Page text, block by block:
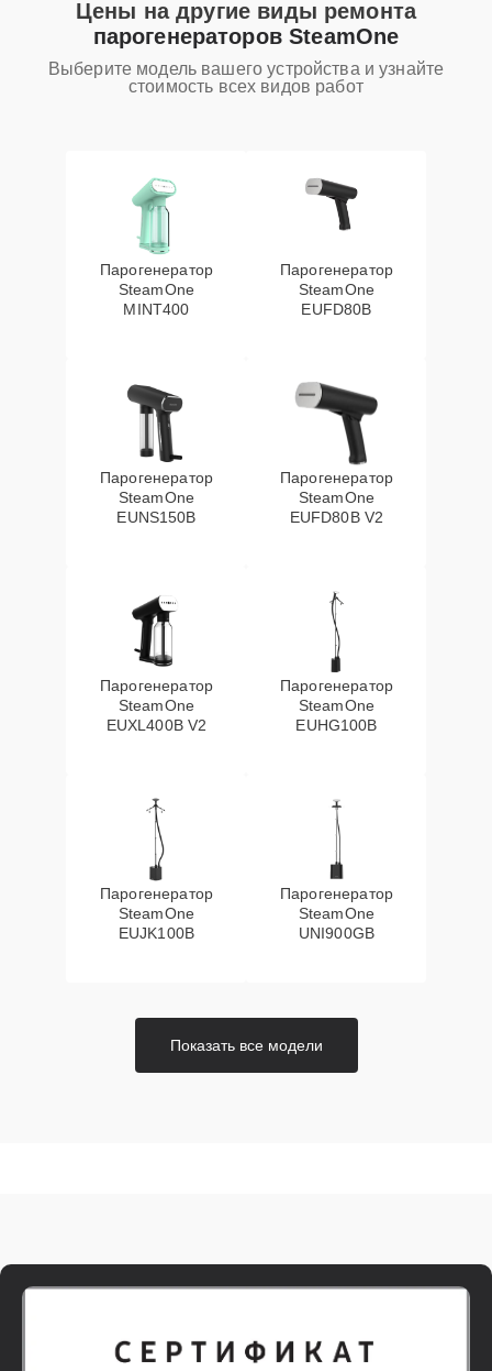
Цены на другие виды ремонта
парогенераторов SteamOne
Выберите модель вашего устройства и узнайте
стоимость всех видов работ
Парогенератор
SteamOne
MINT400
Парогенератор
SteamOne
EUFD80B
Парогенератор
SteamOne
EUNS150B
Парогенератор
SteamOne
EUFD80B V2
Парогенератор
SteamOne
EUXL400B V2
Парогенератор
SteamOne
EUHG100B
Парогенератор
SteamOne
EUJK100B
Парогенератор
SteamOne
UNI900GB
Показать все модели